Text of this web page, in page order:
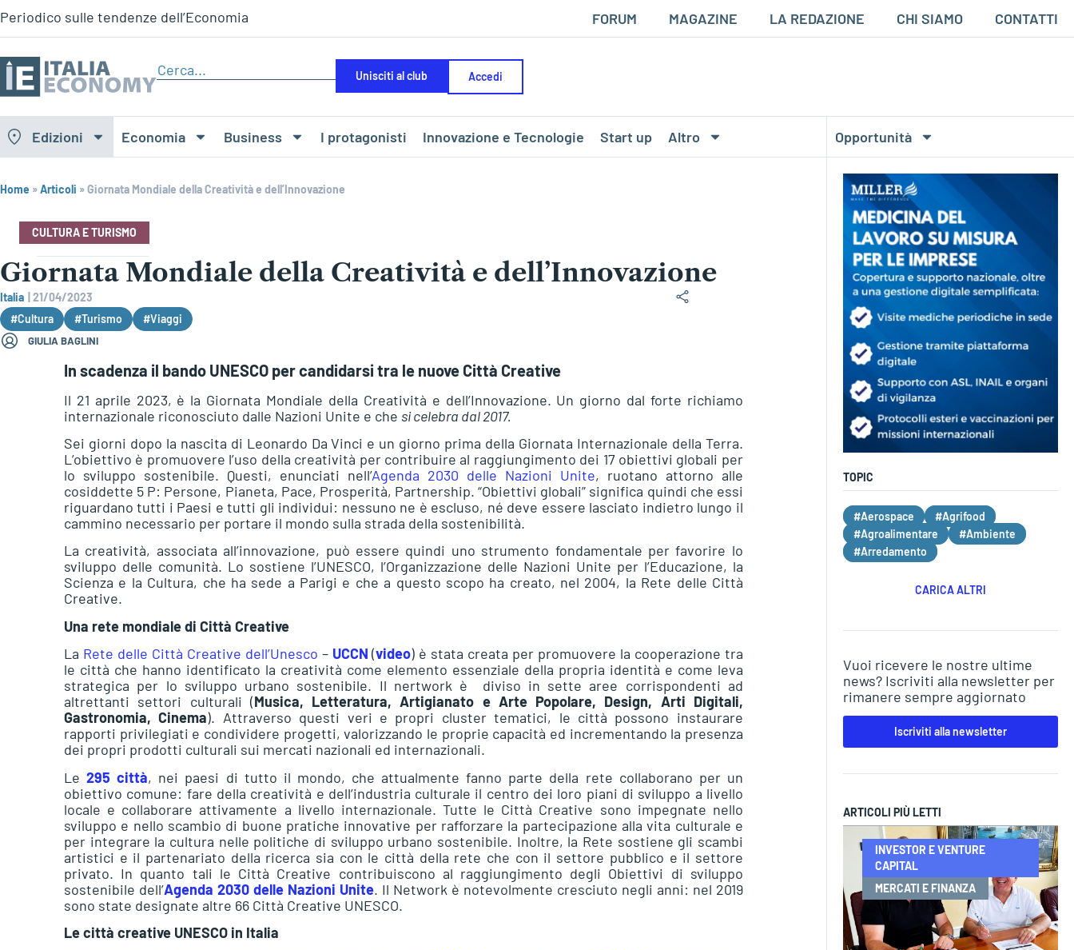
Periodico sulle tendenze dell’Economia FORUM MAGAZINE LA REDAZIONE CHI SIAMO CONTATTI
Unisciti al club Accedi
Edizioni Economia Business I protagonisti Innovazione e Tecnologie Start up Altro Opportunità
Home »Articoli »Giornata Mondiale della Creatività e dell’Innovazione
CULTURA E TURISMO
Giornata Mondiale della Creatività e dell’Innovazione
Italia
21/04/2023
#Cultura
#Turismo #Viaggi
GIULIA BAGLINI
In scadenza il bando UNESCO per candidarsi tra le nuove Città Creative
Il 21 aprile 2023, è la Giornata Mondiale della Creatività e dell’Innovazione. Un giorno dal forte richiamo
internazionale riconosciuto dalle Nazioni Unite e che si celebra dal 2017.
Sei giorni dopo la nascita di Leonardo Da Vinci e un giorno prima della Giornata Internazionale della Terra.
L’obiettivo è promuovere l’uso della creatività per contribuire al raggiungimento dei 17 obiettivi globali per
lo sviluppo sostenibile. Questi, enunciati nell’Agenda 2030 delle Nazioni Unite, ruotano attorno alle
cosiddette 5 P: Persone, Pianeta, Pace, Prosperità, Partnership. “Obiettivi globali” significa quindi che essi
riguardano tutti i Paesi e tutti gli individui: nessuno ne è escluso, né deve essere lasciato indietro lungo il
cammino necessario per portare il mondo sulla strada della sostenibilità.
La creatività, associata all’innovazione, può essere quindi uno strumento fondamentale per favorire lo
sviluppo delle comunità. Lo sostiene l’UNESCO, l’Organizzazione delle Nazioni Unite per l’Educazione, la
Scienza e la Cultura, che ha sede a Parigi e che a questo scopo ha creato, nel 2004, la Rete delle Città
Creative.
Una rete mondiale di Città Creative
La Rete delle Città Creative dell’Unesco – UCCN (video) è stata creata per promuovere la cooperazione tra
le città che hanno identificato la creatività come elemento essenziale della propria identità e come leva
strategica per lo sviluppo urbano sostenibile. Il nertwork è diviso in sette aree corrispondenti ad
altrettanti settori culturali (Musica, Letteratura, Artigianato e Arte Popolare, Design, Arti Digitali,
Gastronomia, Cinema). Attraverso questi veri e propri cluster tematici, le città possono instaurare
rapporti privilegiati e condividere progetti, valorizzando le proprie capacità ed incrementando la presenza
dei propri prodotti culturali sui mercati nazionali ed internazionali.
Le295 città, nei paesi di tutto il mondo, che attualmente fanno parte della rete collaborano per un
obiettivo comune: fare della creatività e dell’industria culturale il centro dei loro piani di sviluppo a livello
locale e collaborare attivamente a livello internazionale. Tutte le Città Creative sono impegnate nello
sviluppo e nello scambio di buone pratiche innovative per rafforzare la partecipazione alla vita culturale e
per integrare la cultura nelle politiche di sviluppo urbano sostenibile. Inoltre, la Rete sostiene gli scambi
artistici e il partenariato della ricerca sia con le città della rete che con il settore pubblico e il settore
privato. In quanto tali le Città Creative contribuiscono al raggiungimento degli Obiettivi di sviluppo
sostenibile dell’Agenda 2030 delle Nazioni Unite. Il Network è notevolmente cresciuto negli anni: nel 2019
sono state designate altre 66 Città Creative UNESCO.
Le città creative UNESCO in Italia
TOPIC
#Aerospace
#Agrifood
#Agroalimentare
#Ambiente
#Arredamento
CARICA ALTRI
Vuoi ricevere le nostre ultime
news? Iscriviti alla newsletter per
rimanere sempre aggiornato
Iscriviti alla newsletter
ARTICOLI PIÙ LETTI
INVESTOR E VENTURE
CAPITAL
MERCATI E FINANZA